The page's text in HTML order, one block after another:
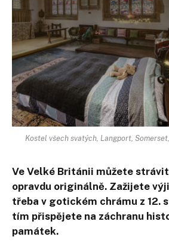
Kostel všech svatých, Langport,
Ve Velké Británii můžete
opravdu originálně. Zažijete
třeba v gotickém chrámu z 12.
tím přispějete na záchranu
památek.